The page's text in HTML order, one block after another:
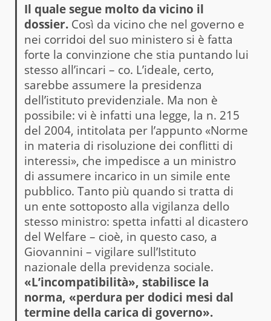
Il quale segue molto da vicino il
dossier.Così da vicino che nel governo e
nei corridoi del suo ministero si è fatta
forte la convinzione che stia puntando lui
stesso all’incari – co. L’ideale, certo,
sarebbe assumere la presidenza
dell’istituto previdenziale. Ma non è
possibile: vi è infatti una legge, la n. 215
del 2004, intitolata per l’appunto «Norme
in materia di risoluzione dei conflitti di
interessi», che impedisce a un ministro
di assumere incarico in un simile ente
pubblico. Tanto più quando si tratta di
un ente sottoposto alla vigilanza dello
stesso ministro: spetta infatti al dicastero
del Welfare – cioè, in questo caso, a
Giovannini – vigilare sull’Istituto
nazionale della previdenza sociale.
«L’incompatibilità», stabilisce la
norma, «perdura per dodici mesi dal
termine della carica di governo».